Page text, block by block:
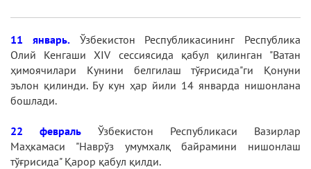
11 январь.Ўзбекистон Республикасининг Республика
Олий Кенгаши ХIV сессиясида қабул қилинган "Ватан
ҳимоячилари Кунини белгилаш тўғрисида"ги Қонуни
эълон қилинди. Бу кун ҳар йили 14 январда нишонлана
бошлади.
22 февраль Ўзбекистон Республикаси Вазирлар
Маҳкамаси "Наврўз умумхалқ байрамини нишонлаш
тўғрисида" Қарор қабул қилди.